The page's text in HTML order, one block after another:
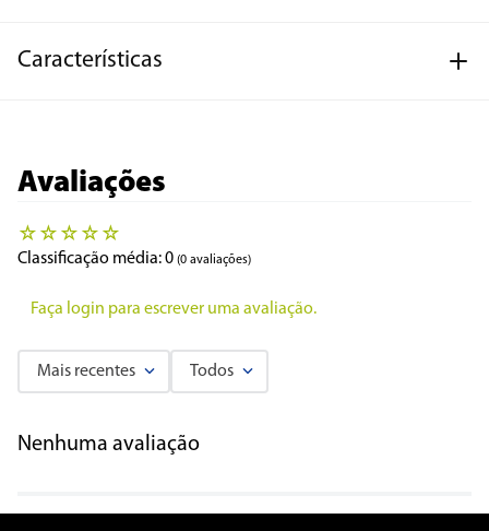
Características
Avaliações
☆ ☆ ☆ ☆ ☆
Classificação média: 0 (0 avaliações)
Faça login para escrever uma avaliação.
Mais recentes Todos
Nenhuma avaliação